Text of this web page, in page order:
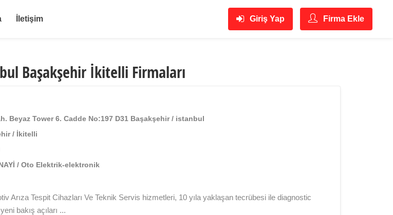
İletişim Giriş Yap Firma Ekle
Başakşehir İkitelli Firmaları
Beyaz Tower 6. Cadde No:197 D31 Başakşehir / istanbul
/ İkitelli
/Oto Elektrik-elektronik
Arıza Tespit Cihazları Ve Teknik Servis hizmetleri, 10 yıla yaklaşan tecrübesi ile diagnostic
bakış açıları ...